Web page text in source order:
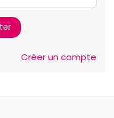
Créer un compte